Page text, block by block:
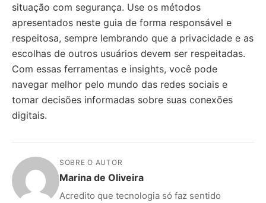
situação com segurança. Use os métodos
apresentados neste guia de forma responsável e
respeitosa, sempre lembrando que a privacidade e as
escolhas de outros usuários devem ser respeitadas.
Com essas ferramentas e insights, você pode
navegar melhor pelo mundo das redes sociais e
tomar decisões informadas sobre suas conexões
digitais.
SOBRE O AUTOR
Marina de Oliveira
Acredito que tecnologia só faz sentido